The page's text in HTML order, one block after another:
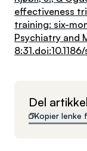
effectiveness
training: six-
Psychiatry and
Del
Kopier lenke